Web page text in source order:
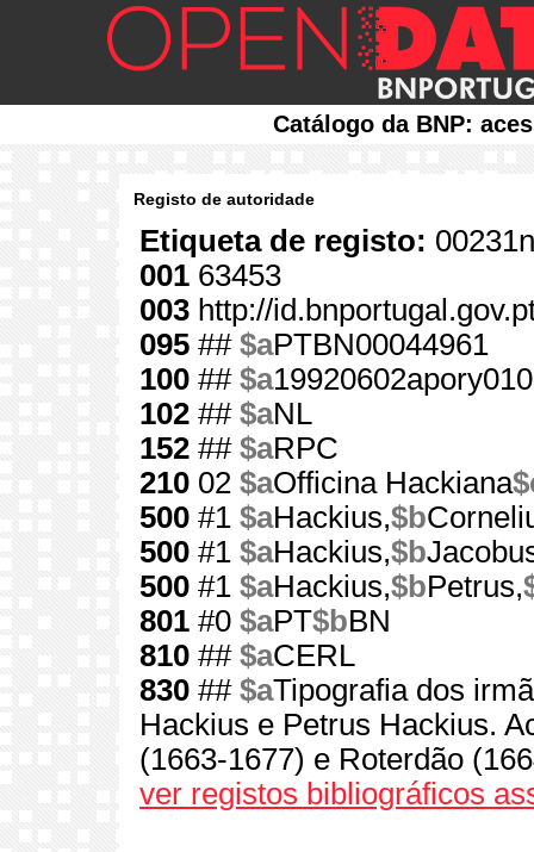
Catálogo da BNP:
Registo de autoridade
Etiqueta de registo:
001 63453
003 http://
095 ## $aPTBN00044961
100 ## $a
102 ## $aNL
152 ## $aRPC
210 02 $aOfficina Hackiana
500 #1 $aHackius,$b
500 #1 $aHackius,$b
500 #1 $aHackius,$bPetrus,
801 #0 $aPT$bBN
810 ## $aCERL
830 ## $aTipografia dos
Hackius e Petrus Hackius.
(1663-1677) e Roterdão
ver registos bibliográficos